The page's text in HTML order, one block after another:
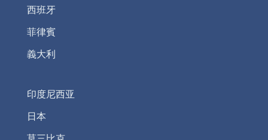
西班牙
菲律賓
義大利
印度尼西亚
日本